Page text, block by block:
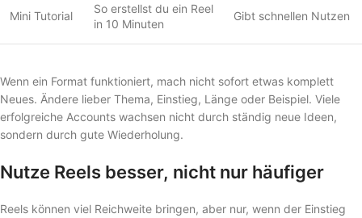
Mini Tutorial
So erstellst du ein Reel
in 10 Minuten
Gibt schnellen Nutzen
Wenn ein Format funktioniert, mach nicht sofort etwas komplett
Neues. Ändere lieber Thema, Einstieg, Länge oder Beispiel. Viele
erfolgreiche Accounts wachsen nicht durch ständig neue Ideen,
sondern durch gute Wiederholung.
Nutze Reels besser, nicht nur häufiger
Reels können viel Reichweite bringen, aber nur, wenn der Einstieg